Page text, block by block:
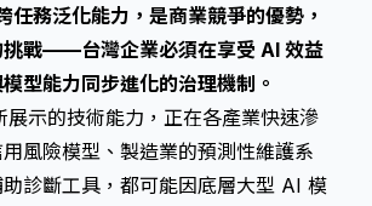
任務泛化能力，是商業競爭的優勢，
挑戰——台灣企業必須在享受 AI 效益
型能力同步進化的治理機制。
示的技術能力，正在各產業快速滲
風險模型、製造業的預測性維護系
診斷工具，都可能因底層大型 AI 模